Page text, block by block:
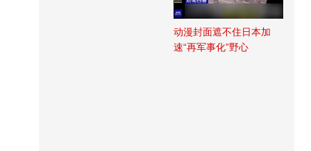
动漫封面遮不住日本加
速“再军事化”野心